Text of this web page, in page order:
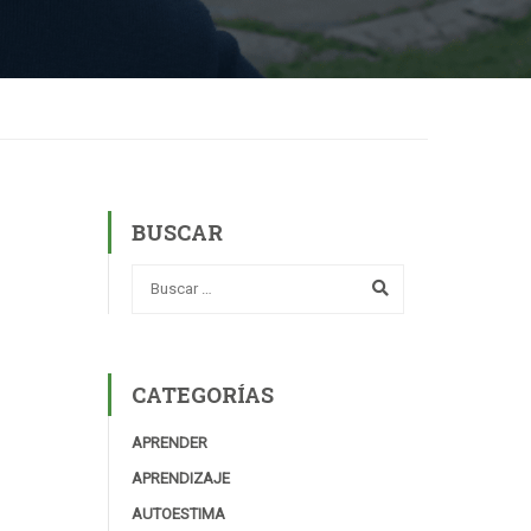
BUSCAR
CATEGORÍAS
APRENDER
APRENDIZAJE
AUTOESTIMA